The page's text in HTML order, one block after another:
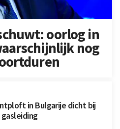
oorlog in
nog
in Bulgarije dicht bij